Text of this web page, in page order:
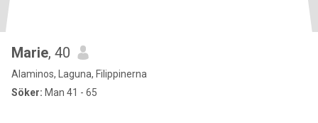
Marie, 40
Alaminos, Laguna, Filippinerna
Söker: Man 41 - 65